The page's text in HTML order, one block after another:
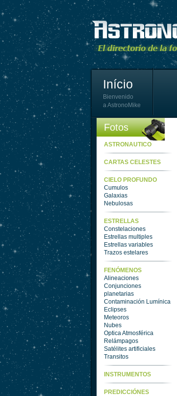
Início
Bienvenido
a AstronoMike
Fotos
ASTRONAUTICO
CARTAS CELESTES
CIELO PROFUNDO
Cumulos
Galaxias
Nebulosas
ESTRELLAS
Constelaciones
Estrellas multiples
Estrellas variables
Trazos estelares
FENÓMENOS
Alineaciones
Conjunciones
planetarias
Contaminación Lumínica
Eclipses
Meteoros
Nubes
Optica Atmosférica
Relámpagos
Satélites artificiales
Transitos
INSTRUMENTOS
PREDICCIÓNES